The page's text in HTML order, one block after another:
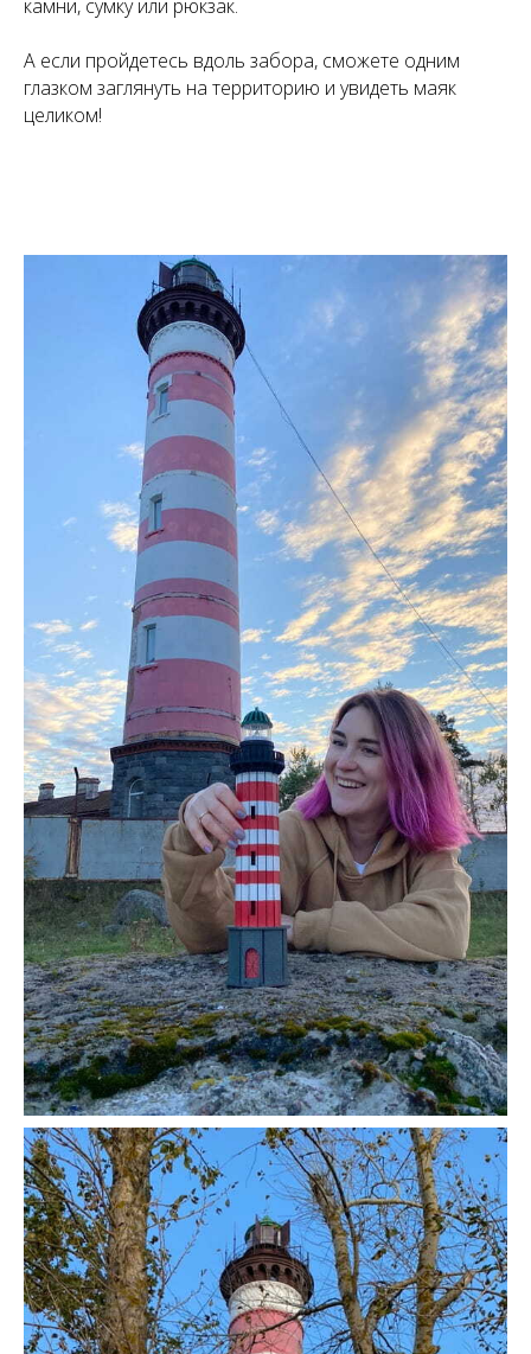
камни, сумку или рюкзак.
А если пройдетесь вдоль забора, сможете одним
глазком заглянуть на территорию и увидеть маяк
целиком!